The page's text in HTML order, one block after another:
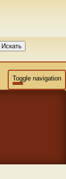
Искать
Toggle navigation